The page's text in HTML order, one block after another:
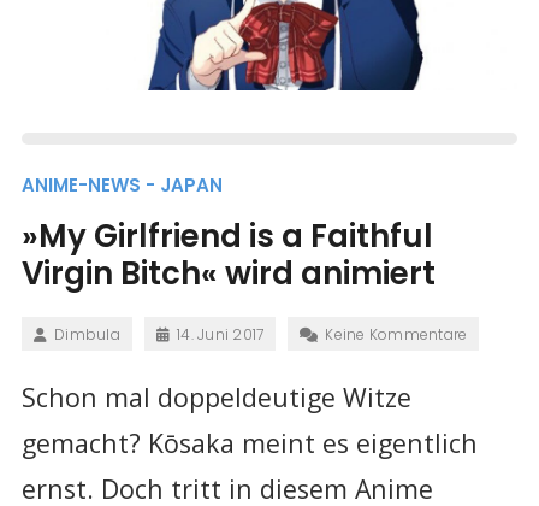
ANIME-NEWS - JAPAN
»My Girlfriend is a Faithful
Virgin Bitch« wird animiert
Dimbula 14. Juni 2017 Keine Kommentare
Schon mal doppeldeutige Witze
gemacht? Kōsaka meint es eigentlich
ernst. Doch tritt in diesem Anime